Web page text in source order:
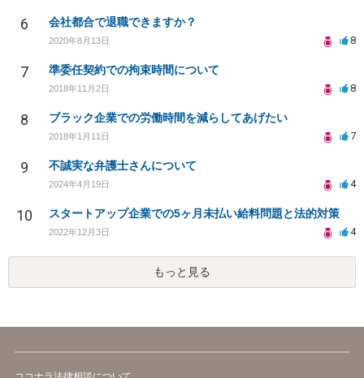
6 会社都合で退職できますか？
2020年8月13日 8
7 準委任契約での拘束時間について
2018年11月2日 8
8 ブラック企業での労働時間を減らしてあげたい
2018年1月11日 7
9 不誠実な弁護士さんについて
2024年4月19日 4
10 スタートアップ企業での5ヶ月未払い給料問題と法的対策
2022年12月3日 4
もっと見る